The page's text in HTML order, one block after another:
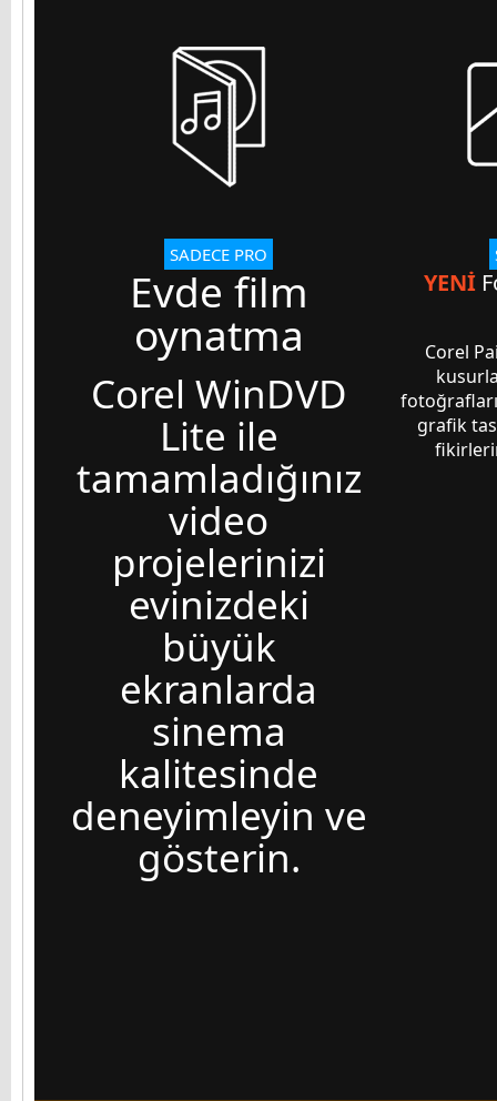
SADECE PRO
Evde film
oynatma
Corel WinDVD
Lite ile
tamamladığınız
video
projelerinizi
evinizdeki
büyük
ekranlarda
sinema
kalitesinde
deneyimleyin ve
gösterin.
YENİ
Corel
grafik